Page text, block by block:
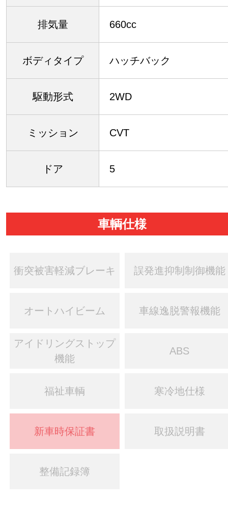
排気量 660cc
ボディタイプ ハッチバック
駆動形式 2WD
ミッション CVT
ドア 5
車輌仕様
衝突被害軽減ブレーキ 誤発進抑制制御機能
オートハイビーム 車線逸脱警報機能
アイドリングストップ
機能
ABS
福祉車輌 寒冷地仕様
新車時保証書 取扱説明書
整備記録簿